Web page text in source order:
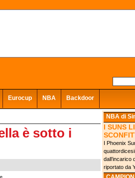
Eurocup NBA Backdoor
è sotto i
NBA di
I SUNS
I Phoenix
riportato da